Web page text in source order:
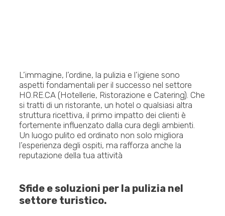
L’immagine, l’ordine, la pulizia e l’igiene sono
aspetti fondamentali per il successo nel settore
HO.RE.CA (Hotellerie, Ristorazione e Catering). Che
si tratti di un ristorante, un hotel o qualsiasi altra
struttura ricettiva, il primo impatto dei clienti è
fortemente influenzato dalla cura degli ambienti.
Un luogo pulito ed ordinato non solo migliora
l’esperienza degli ospiti, ma rafforza anche la
reputazione della tua attività
Sfide e soluzioni per la pulizia nel
settore turistico.